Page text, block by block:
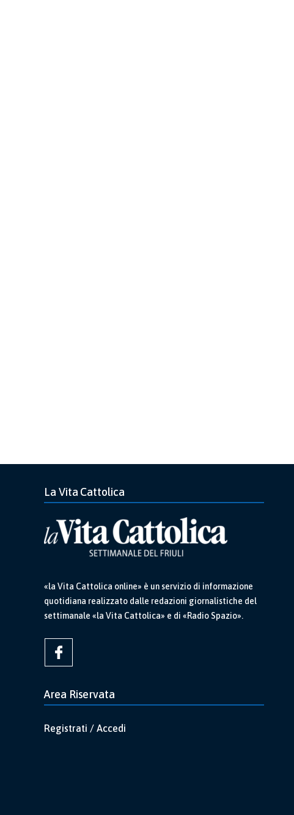
La Vita Cattolica
«la Vita Cattolica online» è un servizio di informazione
quotidiana realizzato dalle redazioni giornalistiche del
settimanale «la Vita Cattolica» e di «Radio Spazio».
Area Riservata
Registrati / Accedi